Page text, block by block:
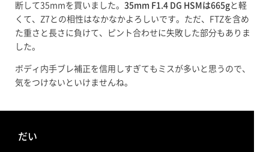
断して35mmを買いました。 35mm F1.4 DG HSMは665gと軽
くて、Z7との相性はなかなかよろしいです。ただ、FTZを含め
た重さと長さに負けて、ピント合わせに失敗した部分もありま
した。
ボディ内手ブレ補正を信用しすぎてもミスが多いと思うので、
気をつけないといけませんね。
だい